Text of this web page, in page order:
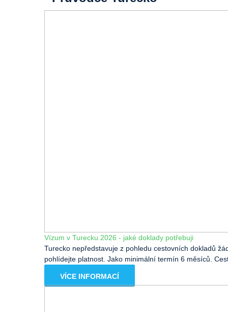
Vízum v Turecku 2026 - jaké doklady potřebuji
Turecko nepředstavuje z pohledu cestovních dokladů
pohlídejte platnost. Jako minimální termín 6 měsíců.
VÍCE INFORMACÍ